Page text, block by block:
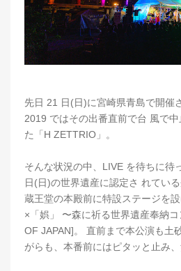
先日 21 日(日)に宮崎県青島で開催
2019 ではその出番直前で台 風で
た「H ZETTRIO」。
そんな状況の中、LIVE を待ちに待
日(日)の世界遺産に認定さ れてい
蔵王堂の本殿前に特設ステージを
×「娯」 〜森に祈る世界遺産奉納
OF JAPAN]。 直前まで本公演も土
がらも、本番前にはピタッと止み、